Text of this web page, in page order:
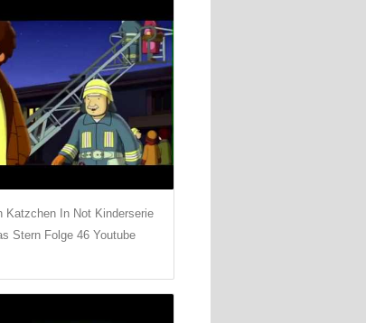
Katzchen In Not Kinderserie
Stern Folge 46 Youtube